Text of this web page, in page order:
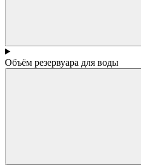
Объём резервуара для воды